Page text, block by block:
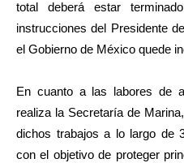
total deberá estar
instrucciones del Presidente
el Gobierno de México quede
En cuanto a las labores de
realiza la Secretaría de
dichos trabajos a lo largo de
con el objetivo de proteger